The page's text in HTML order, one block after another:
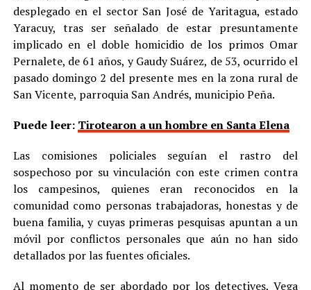
desplegado en el sector San José de Yaritagua, estado
Yaracuy, tras ser señalado de estar presuntamente
implicado en el doble homicidio de los primos Omar
Pernalete, de 61 años, y Gaudy Suárez, de 53, ocurrido el
pasado domingo 2 del presente mes en la zona rural de
San Vicente, parroquia San Andrés, municipio Peña.
Puede leer: Tirotearon a un hombre en Santa Elena
Las comisiones policiales seguían el rastro del
sospechoso por su vinculación con este crimen contra
los campesinos, quienes eran reconocidos en la
comunidad como personas trabajadoras, honestas y de
buena familia, y cuyas primeras pesquisas apuntan a un
móvil por conflictos personales que aún no han sido
detallados por las fuentes oficiales.
Al momento de ser abordado por los detectives, Vega